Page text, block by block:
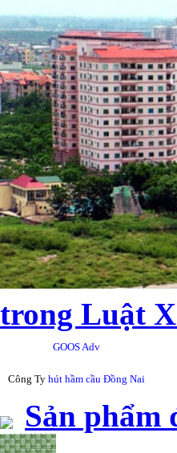
trong Luật
GOOS Adv
Công Ty hút hầm cầu Đồng Nai
Sản phẩm